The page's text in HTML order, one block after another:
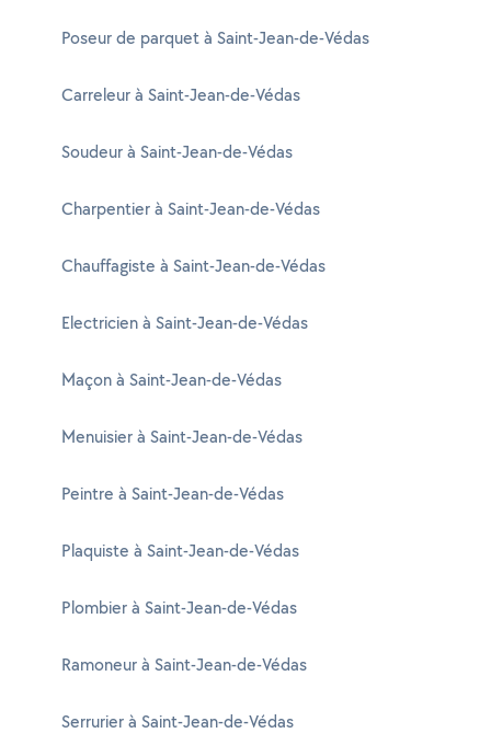
Poseur de parquet à Saint-Jean-de-Védas
Carreleur à Saint-Jean-de-Védas
Soudeur à Saint-Jean-de-Védas
Charpentier à Saint-Jean-de-Védas
Chauffagiste à Saint-Jean-de-Védas
Electricien à Saint-Jean-de-Védas
Maçon à Saint-Jean-de-Védas
Menuisier à Saint-Jean-de-Védas
Peintre à Saint-Jean-de-Védas
Plaquiste à Saint-Jean-de-Védas
Plombier à Saint-Jean-de-Védas
Ramoneur à Saint-Jean-de-Védas
Serrurier à Saint-Jean-de-Védas